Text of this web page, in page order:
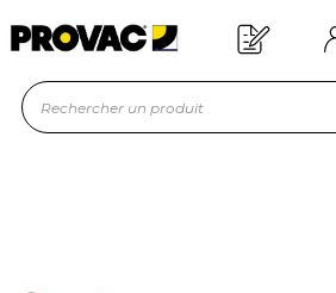
Besoin d'un équipement ?